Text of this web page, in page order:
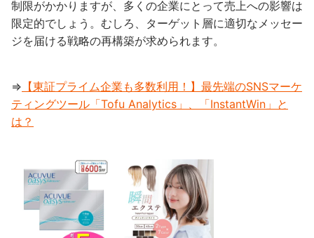
制限がかかりますが、多くの企業にとって売上への影響は
限定的でしょう。むしろ、ターゲット層に適切なメッセー
ジを届ける戦略の再構築が求められます。
⇒ 【東証プライム企業も多数利用！】最先端のSNSマーケ
ティングツール「Tofu Analytics」、「InstantWin」と
は？